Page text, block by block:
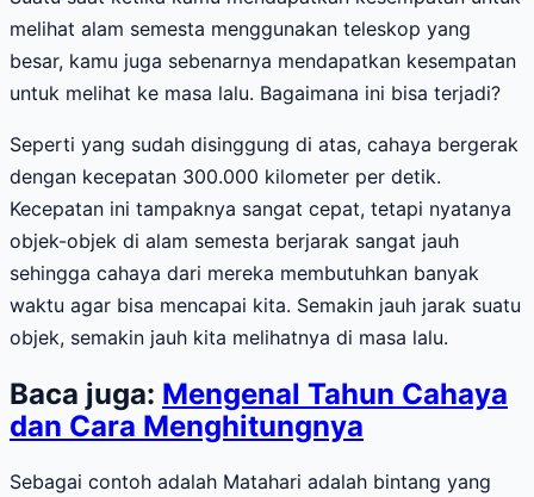
melihat alam semesta menggunakan teleskop yang
besar, kamu juga sebenarnya mendapatkan kesempatan
untuk melihat ke masa lalu. Bagaimana ini bisa terjadi?
Seperti yang sudah disinggung di atas, cahaya bergerak
dengan kecepatan 300.000 kilometer per detik.
Kecepatan ini tampaknya sangat cepat, tetapi nyatanya
objek-objek di alam semesta berjarak sangat jauh
sehingga cahaya dari mereka membutuhkan banyak
waktu agar bisa mencapai kita. Semakin jauh jarak suatu
objek, semakin jauh kita melihatnya di masa lalu.
Baca juga: Mengenal Tahun Cahaya
dan Cara Menghitungnya
Sebagai contoh adalah Matahari adalah bintang yang